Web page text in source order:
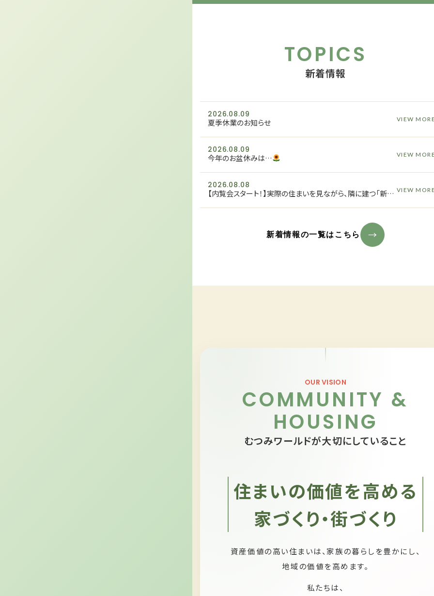
TOPICS
新着情報
2026.08.09
夏季休業のお知らせ VIEW MORE
2026.08.09
今年のお盆休みは… VIEW MORE
2026.08.08
【内覧会スタート！】実際の住まいを見ながら、隣に建つ「新築分譲住宅」の情報もご紹介します！ VIEW MORE
新着情報の一覧はこちら
OUR VISION
COMMUNITY &
HOUSING
むつみワールドが大切にしていること
住まいの価値を高める
家づくり・街づくり
資産価値の高い住まいは、家族の暮らしを豊かにし、
地域の価値を高めます。
私たちは、